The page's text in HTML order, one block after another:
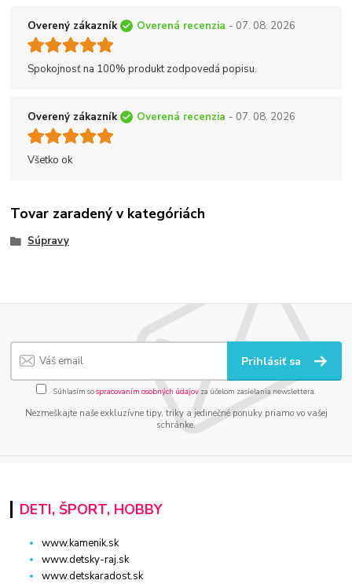
Overený zákazník Overená recenzia - 07. 08. 2026
Spokojnosť na 100% produkt zodpovedá popisu.
Overený zákazník Overená recenzia - 07. 08. 2026
Všetko ok
Tovar zaradený v kategóriách
Súpravy
Prihlásiť sa
Súhlasím sospracovaním osobných údajov za účelom zasielania newslettera.
Nezmeškajte naše exkluzívne tipy, triky a jedinečné ponuky priamo vo vašej
schránke.
DETI, ŠPORT, HOBBY
www.kamenik.sk
www.detsky-raj.sk
www.detskaradost.sk